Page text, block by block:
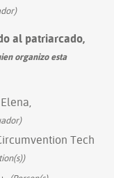
al patriarcado,
organizo esta
Tech